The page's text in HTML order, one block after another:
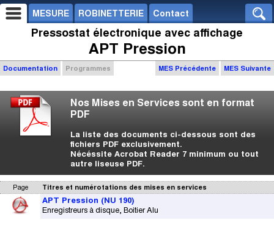
MESURE ROBINETTERIE Contact
Pressostat électronique avec affichage
APT Pression
MES Précédente MES Suivante
Documentation Programmes
Nos Mises en Services sont en format
PDF
La liste des documents ci-dessous sont des
fichiers PDF exclusivement.
Nécéssite Acrobat Reader 7 minimum ou tout
autre liseuse PDF.
Page Titres et numérotations des mises en services
APT Pression (NU 190)
Enregistreurs à disque, Boitier Alu